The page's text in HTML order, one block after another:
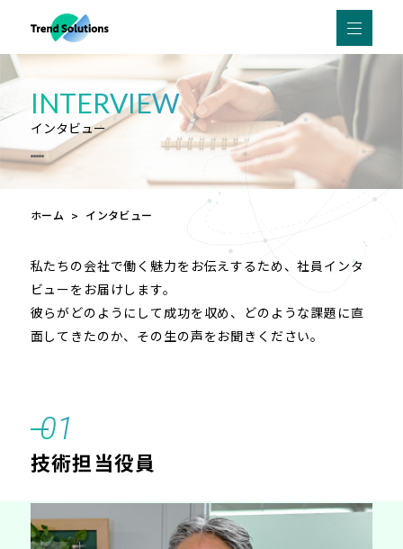
INTERVIEW
イ ンタ ビュー
ホーム インタビュー
私たちの会社で働く魅力をお伝えするため、社員インタ
ビューをお届けします。
彼らがどのようにして成功を収め、どのような課題に直
面してきたのか、その生の声をお聞きください。
01
技術担当役員